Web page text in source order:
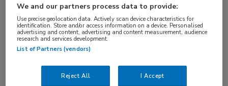
urgenter, maar toch is de werving een grote
uitdaging geweest”, vertelt Opdam. “Deels om
logistieke redenen, deels omdat er bij zorgverleners
twijfels waren of ze dit wel aandurfden.” Uiteindelijk
is iets meer dan de helft van het beoogde aantal
deelnemers geworven, 1142 in getal. “Dat zijn er
We and our partners process data to provide:
Use precise geolocation data. Actively scan device characteristics for
identification. Store and/or access information on a device. Personalised
advertising and content, advertising and content measurement, audience
research and services development.
List of Partners (vendors)
Reject All I Accept